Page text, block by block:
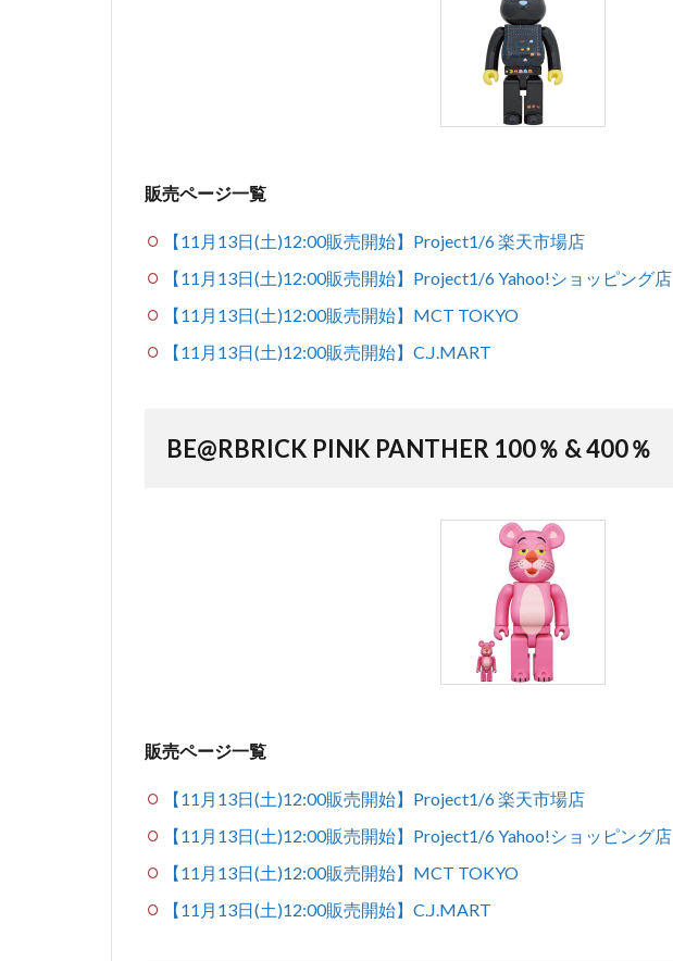
販売ページ一覧
【11月13日(土)12:00販売開始】Project1/6 楽天市場店
【11月13日(土)12:00販売開始】Project1/6 Yahoo!ショッピング店
【11月13日(土)12:00販売開始】MCT TOKYO
【11月13日(土)12:00販売開始】C.J.MART
BE@RBRICK PINK PANTHER 100％ & 400％
販売ページ一覧
【11月13日(土)12:00販売開始】Project1/6 楽天市場店
【11月13日(土)12:00販売開始】Project1/6 Yahoo!ショッピング店
【11月13日(土)12:00販売開始】MCT TOKYO
【11月13日(土)12:00販売開始】C.J.MART